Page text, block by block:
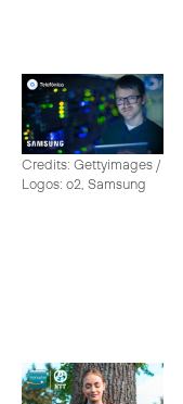
Credits: Gettyimages /
Logos: o2, Samsung